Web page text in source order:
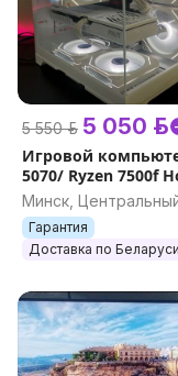
5 550 р. 5 050 р.
Игровой
5070/ Ryzen 7500f
Гарантия.
Минск,
Гарантия
Доставка по Беларуси